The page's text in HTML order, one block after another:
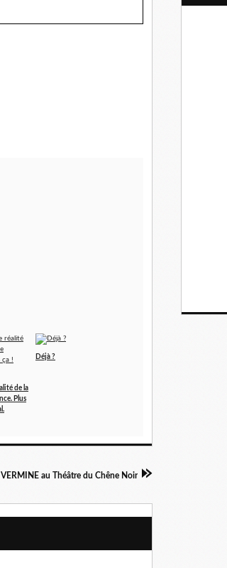
de la
Plus
Déjà ?
VERMINE au Théâtre du Chêne Noir